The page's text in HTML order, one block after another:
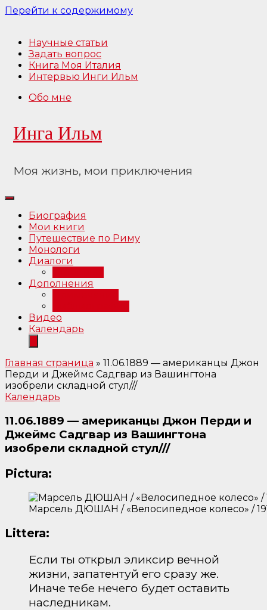
Перейти к содержимому
Научные статьи
Задать вопрос
Книга Моя Италия
Интервью Инги Ильм
Обо мне
Инга Ильм
Моя жизнь, мои приключения
Биография
Мои книги
Путешествие по Риму
Монологи
Диалоги
Дополнения
Видео
Календарь
Главная страница » 11.06.1889 — американцы Джон
Перди и Джеймс Садгвар из Вашингтона
изобрели складной стул///
Календарь
11.06.1889 — американцы Джон Перди и
Джеймс Садгвар из Вашингтона
изобрели складной стул///
Pictura:
Марсель ДЮШАН / «Велосипедное колесо» /
Littera:
Если ты открыл эликсир вечной
жизни, запатентуй его сразу же.
Иначе тебе нечего будет оставить
наследникам.